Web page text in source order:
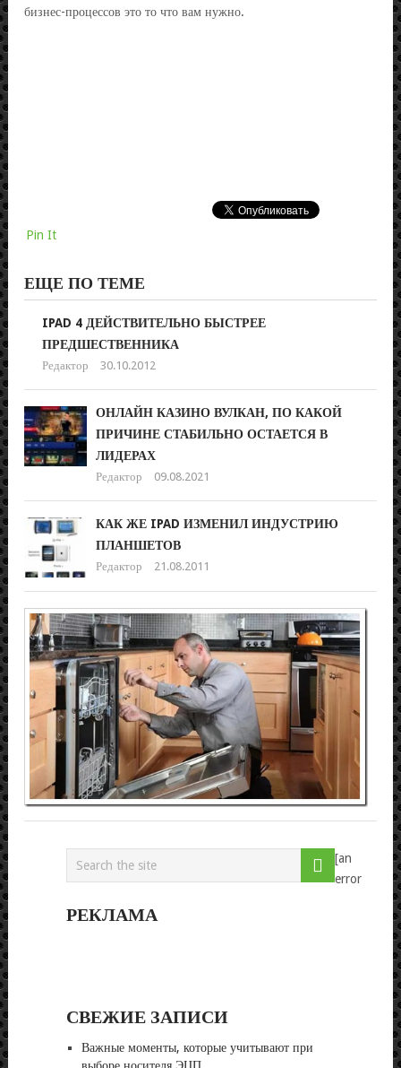
бизнес-процессов это то что вам нужно.
Pin It
ЕЩЕ ПО ТЕМЕ
IPAD 4 ДЕЙСТВИТЕЛЬНО БЫСТРЕЕ
ПРЕДШЕСТВЕННИКА
Редактор 30.10.2012
ОНЛАЙН КАЗИНО ВУЛКАН, ПО КАКОЙ
ПРИЧИНЕ СТАБИЛЬНО ОСТАЕТСЯ В
ЛИДЕРАХ
Редактор 09.08.2021
КАК ЖЕ IPAD ИЗМЕНИЛ ИНДУСТРИЮ
ПЛАНШЕТОВ
Редактор 21.08.2011
РЕКЛАМА
СВЕЖИЕ ЗАПИСИ
Важные моменты, которые учитывают при
выборе носителя ЭЦП
[an
error